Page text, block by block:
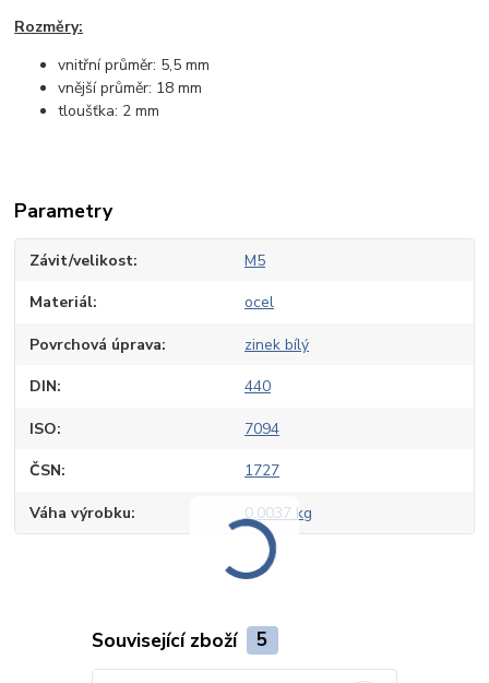
Rozměry:
vnitřní průměr: 5,5 mm
vnější průměr: 18 mm
tloušťka: 2 mm
Parametry
Závit/velikost M5
Materiál ocel
Povrchová úprava zinek bílý
DIN 440
ISO 7094
ČSN 1727
Váha výrobku 0,0037 kg
Související zboží 5